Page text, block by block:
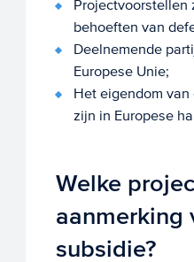
Projectvoorstellen
behoeften van
Deelnemende
Europese Unie;
Het eigendom
zijn in Europese
Welke
aanmerking
subsidie?